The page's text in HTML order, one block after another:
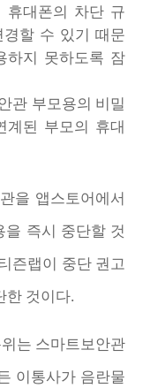
휴대폰의 차단 규
할 수 있기 때문
하지 못하도록 잠
관 부모용의 비밀
계된 부모의 휴대
을 앱스토어에서
을 즉시 중단할 것
즌랩이 중단 권고
한 것이다.
는 스마트보안관
이통사가 음란물